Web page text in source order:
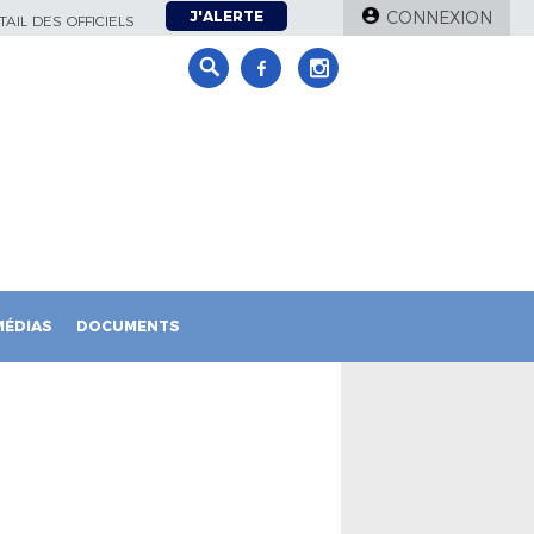
DES OFFICIELS J'ALERTE CONNEXION
DOCUMENTS